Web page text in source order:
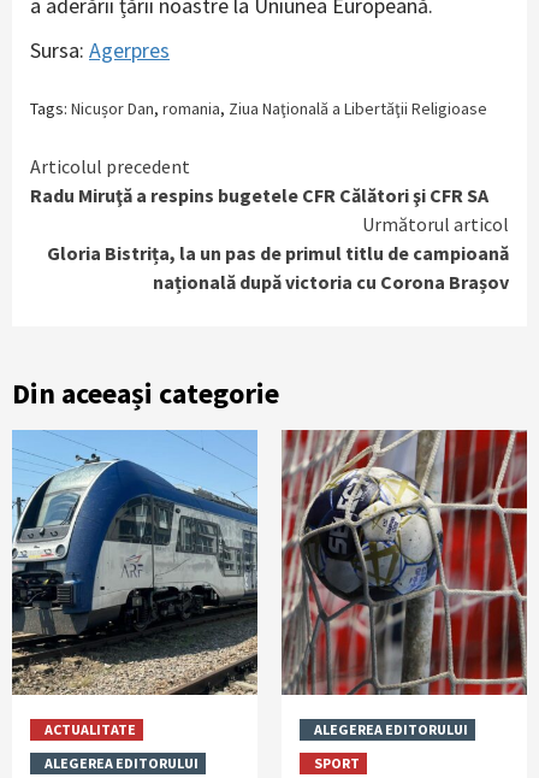
Sursa: Agerpres
Tags: Nicușor Dan, romania, Ziua Naţională a Libertăţii Religioase
Continue
Reading
Articolul precedent
Radu Miruţă a respins bugetele CFR Călători şi CFR SA
Următorul articol
Gloria Bistrița, la un pas de primul titlu de campioană
națională după victoria cu Corona Brașov
Din aceeași categorie
ACTUALITATE
ALEGEREA EDITORULUI
ALEGEREA EDITORULUI
SPORT